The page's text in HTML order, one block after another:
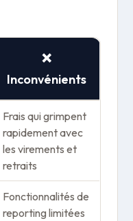
❌
Inconvénients
Frais qui grimpent
rapidement avec
les virements et
retraits
Fonctionnalités de
reporting limitées